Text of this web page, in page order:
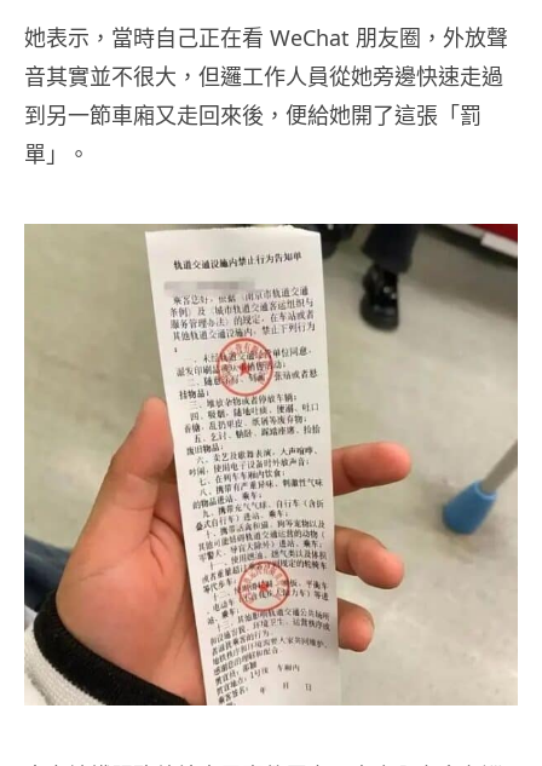
她表示，當時自己正在看 WeChat 朋友圈，外放聲
音其實並不很大，但邏工作人員從她旁邊快速走過
到另一節車廂又走回來後，便給她開了這張「罰
單」。